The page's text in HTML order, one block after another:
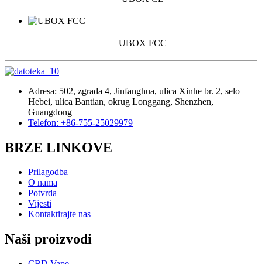
UBOX FCC
Adresa: 502, zgrada 4, Jinfanghua, ulica Xinhe br. 2, selo
Hebei, ulica Bantian, okrug Longgang, Shenzhen,
Guangdong
Telefon: +86-755-25029979
BRZE LINKOVE
Prilagodba
O nama
Potvrda
Vijesti
Kontaktirajte nas
Naši proizvodi